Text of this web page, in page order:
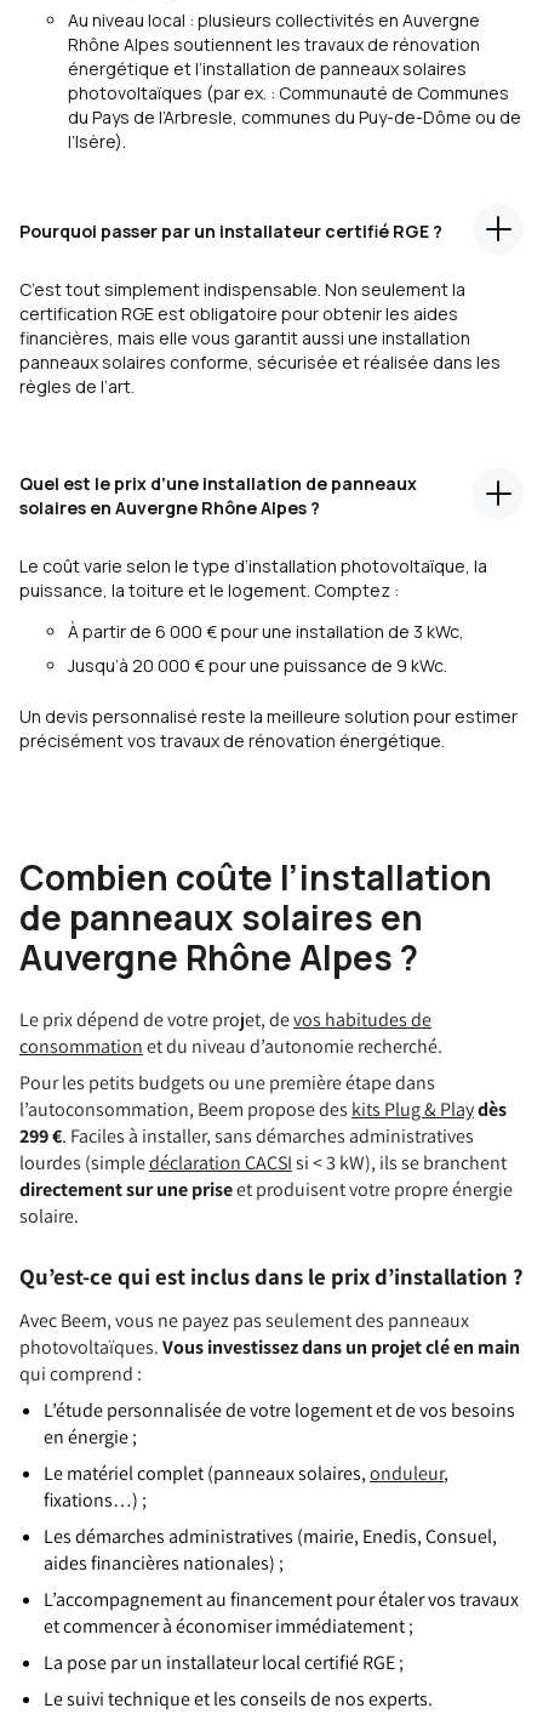
Au niveau local : plusieurs collectivités en Auvergne
Rhône Alpes soutiennent les travaux de rénovation
énergétique et l’installation de panneaux solaires
photovoltaïques (par ex. : Communauté de Communes
du Pays de l’Arbresle, communes du Puy-de-Dôme ou de
l’Isère).
Pourquoi passer par un installateur certifié RGE ?
C’est tout simplement indispensable. Non seulement la
certification RGE est obligatoire pour obtenir les aides
financières, mais elle vous garantit aussi une installation
panneaux solaires conforme, sécurisée et réalisée dans les
règles de l’art.
Quel est le prix d’une installation de panneaux
solaires en Auvergne Rhône Alpes ?
Le coût varie selon le type d’installation photovoltaïque, la
puissance, la toiture et le logement. Comptez :
À partir de 6 000 € pour une installation de 3 kWc,
Jusqu’à 20 000 € pour une puissance de 9 kWc.
Un devis personnalisé reste la meilleure solution pour estimer
précisément vos travaux de rénovation énergétique.
Combien coûte l’installation
de panneaux solaires en
Auvergne Rhône Alpes ?
Le prix dépend de votre projet, devos habitudes de
consommationet du niveau d’autonomie recherché.
Pour les petits budgets ou une première étape dans
l’autoconsommation, Beem propose des kits Plug & Playdès
299 €. Faciles à installer, sans démarches administratives
lourdes (simpledéclaration CACSIsi < 3 kW), ils se branchent
directement sur une priseet produisent votre propre énergie
solaire.
Qu’est-ce qui est inclus dans le prix d’installation ?
Avec Beem, vous ne payez pas seulement des panneaux
photovoltaïques.Vous investissez dans un projet clé en main
qui comprend :
L’étude personnalisée de votre logement et de vos besoins
en énergie ;
Le matériel complet (panneaux solaires,onduleur,
fixations…) ;
Les démarches administratives (mairie, Enedis, Consuel,
aides financières nationales) ;
L’accompagnement au financement pour étaler vos travaux
et commencer à économiser immédiatement ;
La pose par un installateur local certifié RGE ;
Le suivi technique et les conseils de nos experts.